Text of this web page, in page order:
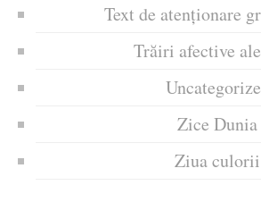
Text de atenționare
Trăiri afective
Zice Dunia
Ziua culorii